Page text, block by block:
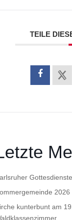
TEILE
2026
kunterbunt am